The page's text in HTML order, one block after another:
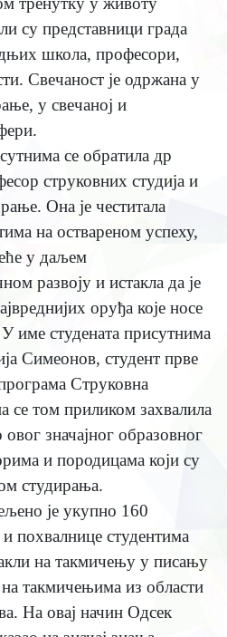
су представници града
школа, професори,
Свечаност је одржана у
у свечаној и
се обратила др
струковних студија и
Она је честитала
на оствареном успеху,
у даљем
развоју и истакла да је
оруђа које носе
име студената присутнима
Симеонов, студент прве
Струковна
се том приликом захвалила
значајног образовног
и породицама који су
студирања.
је укупно 160
похвалнице студентима
на такмичењу у писању
такмичењима из области
На овај начин Одсек